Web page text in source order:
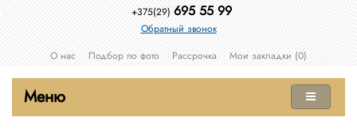
+375(29) 695 55 99
Обратный звонок
О нас
Подбор по фото Рассрочка Мои закладки (0)
Меню